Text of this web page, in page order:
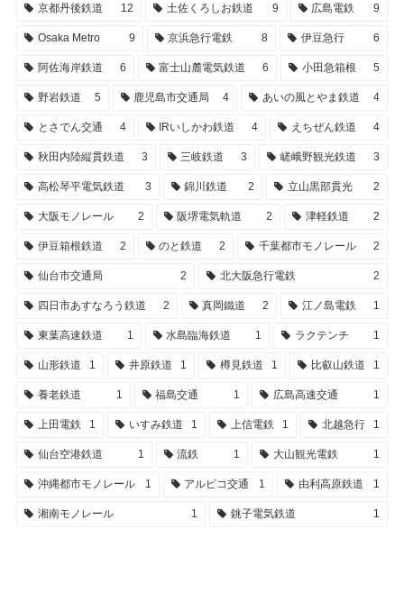
京都丹後鉄道 12 土佐くろしお鉄道 9 広島電鉄 9
Osaka Metro 9 京浜急行電鉄 8 伊豆急行 6
阿佐海岸鉄道 6 富士山麓電気鉄道 6 小田急箱根 5
野岩鉄道 5 鹿児島市交通局 4 あいの風とやま鉄道 4
とさでん交通 4 IRいしかわ鉄道 4 えちぜん鉄道 4
秋田内陸縦貫鉄道 3 三岐鉄道 3 嵯峨野観光鉄道 3
高松琴平電気鉄道 3 錦川鉄道 2 立山黒部貫光 2
大阪モノレール 2 阪堺電気軌道 2 津軽鉄道 2
伊豆箱根鉄道 2 のと鉄道 2 千葉都市モノレール 2
仙台市交通局 2 北大阪急行電鉄 2
四日市あすなろう鉄道 2 真岡鐵道 2 江ノ島電鉄 1
東葉高速鉄道 1 水島臨海鉄道 1 ラクテンチ 1
山形鉄道 1 井原鉄道 1 樽見鉄道 1 比叡山鉄道 1
養老鉄道 1 福島交通 1 広島高速交通 1
上田電鉄 1 いすみ鉄道 1 上信電鉄 1 北越急行 1
仙台空港鉄道 1 流鉄 1 大山観光電鉄 1
沖縄都市モノレール 1 アルピコ交通 1 由利高原鉄道 1
湘南モノレール 1 銚子電気鉄道 1